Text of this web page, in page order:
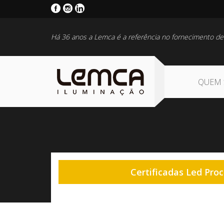
Há 36 anos a Lemca é a referência no fornecimento
QUEM
Certificadas Led